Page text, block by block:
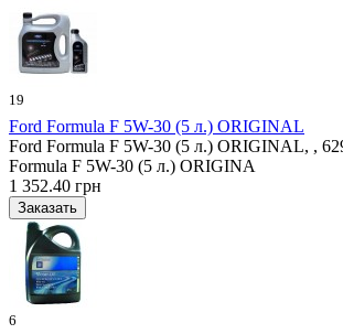
19
Ford Formula F 5W-30 (5 л.) ORIGINAL
Ford Formula F 5W-30 (5 л.) ORIGINAL, ,
Formula F 5W-30 (5 л.) ORIGINA
1 352.40 грн
6